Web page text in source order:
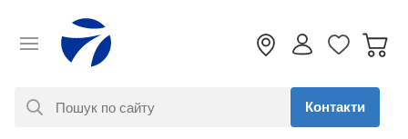
Контакти